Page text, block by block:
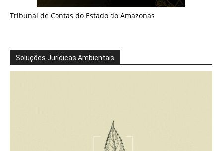
Tribunal de Contas do Estado do Amazonas
Soluções Jurídicas Ambientais